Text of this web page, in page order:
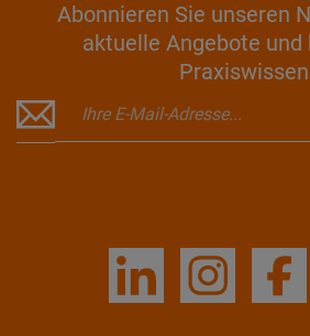
Abonnieren Sie unseren
aktuelle Angebote